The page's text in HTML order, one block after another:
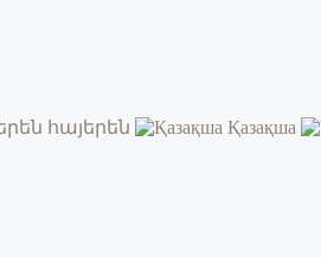
հայերեն Қазақша